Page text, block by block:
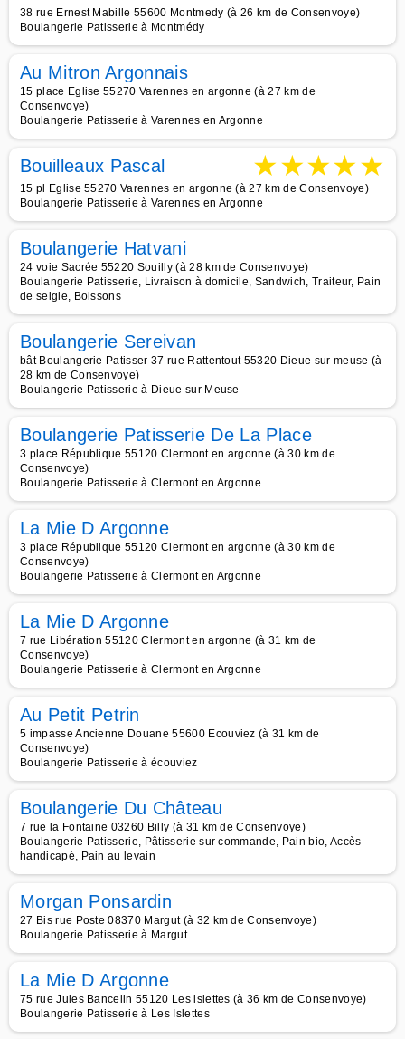
38 rue Ernest Mabille 55600 Montmedy (à 26 km de Consenvoye)
Boulangerie Patisserie à Montmédy
Au Mitron Argonnais
15 place Eglise 55270 Varennes en argonne (à 27 km de
Consenvoye)
Boulangerie Patisserie à Varennes en Argonne
Bouilleaux Pascal ★★★★★
15 pl Eglise 55270 Varennes en argonne (à 27 km de Consenvoye)
Boulangerie Patisserie à Varennes en Argonne
Boulangerie Hatvani
24 voie Sacrée 55220 Souilly (à 28 km de Consenvoye)
Boulangerie Patisserie, Livraison à domicile, Sandwich, Traiteur, Pain
de seigle, Boissons
Boulangerie Sereivan
bât Boulangerie Patisser 37 rue Rattentout 55320 Dieue sur meuse (à
28 km de Consenvoye)
Boulangerie Patisserie à Dieue sur Meuse
Boulangerie Patisserie De La Place
3 place République 55120 Clermont en argonne (à 30 km de
Consenvoye)
Boulangerie Patisserie à Clermont en Argonne
La Mie D Argonne
3 place République 55120 Clermont en argonne (à 30 km de
Consenvoye)
Boulangerie Patisserie à Clermont en Argonne
La Mie D Argonne
7 rue Libération 55120 Clermont en argonne (à 31 km de
Consenvoye)
Boulangerie Patisserie à Clermont en Argonne
Au Petit Petrin
5 impasse Ancienne Douane 55600 Ecouviez (à 31 km de
Consenvoye)
Boulangerie Patisserie à écouviez
Boulangerie Du Château
7 rue la Fontaine 03260 Billy (à 31 km de Consenvoye)
Boulangerie Patisserie, Pâtisserie sur commande, Pain bio, Accès
handicapé, Pain au levain
Morgan Ponsardin
27 Bis rue Poste 08370 Margut (à 32 km de Consenvoye)
Boulangerie Patisserie à Margut
La Mie D Argonne
75 rue Jules Bancelin 55120 Les islettes (à 36 km de Consenvoye)
Boulangerie Patisserie à Les Islettes